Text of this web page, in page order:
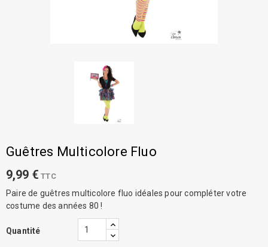
Guêtres Multicolore Fluo
9,99 € TTC
Paire de guêtres multicolore fluo idéales pour compléter votre
costume des années 80 !
Quantité